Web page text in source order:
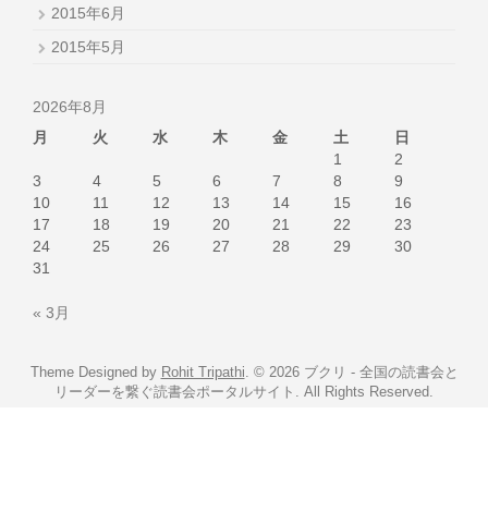
2015年6月
2015年5月
2026年8月
月
火 水 木 金 土
日
1
2
3
4 5 6 7 8
9
10
11 12 13 14 15
16
17
18 19 20 21 22
23
24
25 26 27 28 29
30
31
« 3月
Theme Designed by Rohit Tripathi. © 2026 ブクリ - 全国の読書会と
リーダーを繋ぐ読書会ポータルサイト. All Rights Reserved.